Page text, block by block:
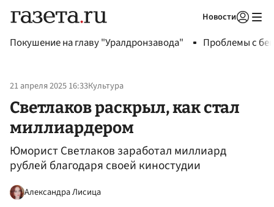
Новости
Покушение на главу "Уралдронзавода" Проблемы с
21 апреля 2025 16:33Культура
Светлаков раскрыл, как стал
миллиардером
Юморист Светлаков заработал миллиард
рублей благодаря своей киностудии
Александра Лисица